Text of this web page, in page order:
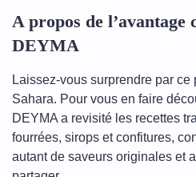
A propos de l’avantage
DEYMA
Laissez-vous surprendre par ce
Sahara. Pour vous en faire
DEYMA a revisité les recettes
fourrées, sirops et confitures,
autant de saveurs originales et